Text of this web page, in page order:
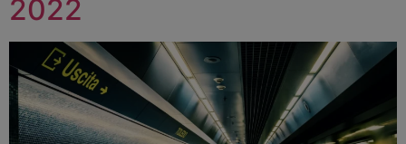
2022